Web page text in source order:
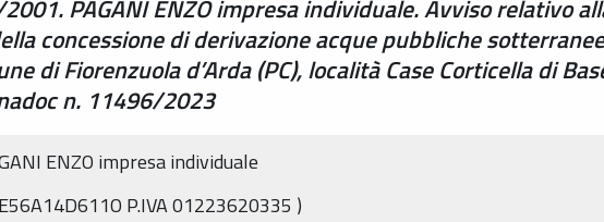
PAGANI ENZO impresa individuale. Avviso relativo
concessione di derivazione acque pubbliche
di Fiorenzuola d’Arda (PC), località Case Corticella di
n. 11496/2023
ENZO impresa individuale
P.IVA 01223620335 )